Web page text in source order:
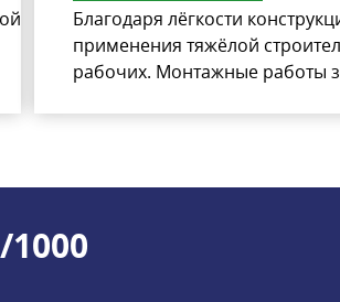
Благодаря лёгкости
применения тяжёлой
рабочих. Монтажные работы